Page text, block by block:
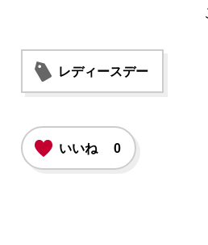
レディースデー
いいね 0